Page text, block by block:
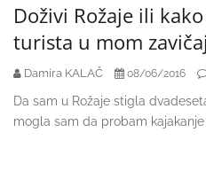
Doživi Rožaje ili
turista u mom
Damira KALAČ 08/06/2016
Da sam u Rožaje stigla
mogla sam da probam